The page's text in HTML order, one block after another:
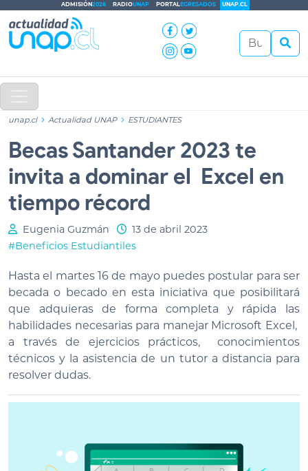
ADMISIÓN2026 RADIOUNAP PORTALEGRESADOS UNAP.CL
unap.cl Actualidad UNAP ESTUDIANTES
Becas Santander 2023 te
invita a dominar el Excel en
tiempo récord
Eugenia Guzmán
13 de abril 2023
#Beneficios Estudiantiles
Hasta el martes 16 de mayo puedes postular para ser
becada o becado en esta iniciativa que posibilitará
que adquieras de forma completa y rápida las
habilidades necesarias para manejar Microsoft Excel,
a través de ejercicios prácticos, conocimientos
técnicos y la asistencia de un tutor a distancia para
resolver dudas.